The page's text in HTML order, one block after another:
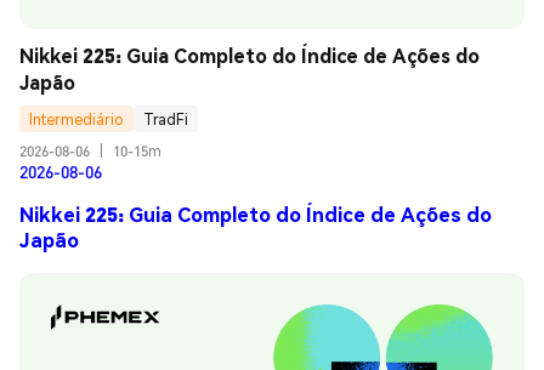
Nikkei 225: Guia Completo do Índice de Ações do
Japão
Intermediário
TradFi
2026-08-06
10-15m
2026-08-06
Nikkei 225: Guia Completo do Índice de Ações do
Japão